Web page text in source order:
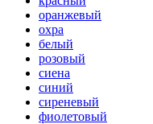
оранжевый
охра
белый
розовый
сиена
синий
сиреневый
фиолетовый